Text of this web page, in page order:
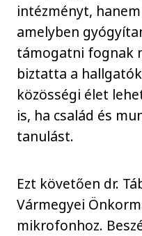
intézményt,
amelyben
támogatni fognak
biztatta a
közösségi élet
is, ha család és
tanulást.
Ezt követően dr.
Vármegyei
mikrofonhoz.